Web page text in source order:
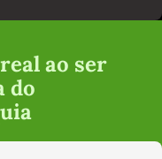
ao ser
do